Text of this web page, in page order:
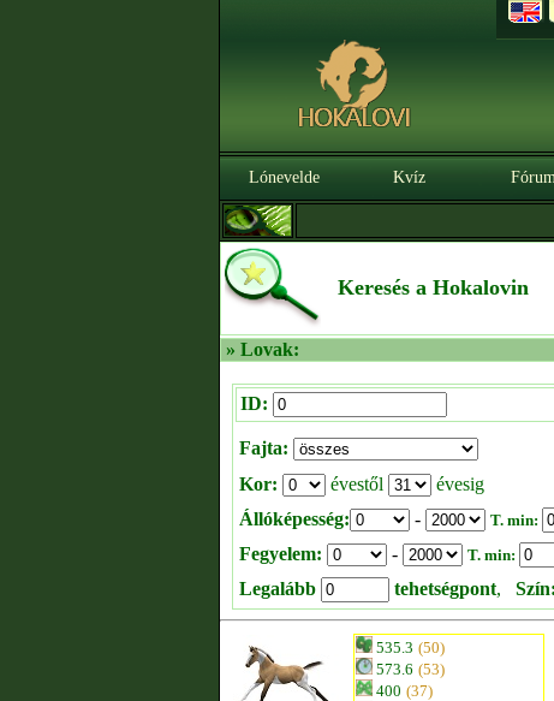
Lónevelde Kvíz
Keresés a Hokalovin
» Lovak:
ID:
Fajta:
Kor:
évestől évesig
Állóképesség:
- T. min:
Fegyelem: - T. min:
Legalább
tehetségpont, Szín:
535.3 (50)
573.6 (53)
400 (37)